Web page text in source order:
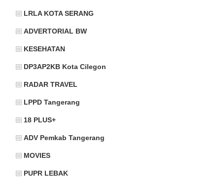
LRLA KOTA SERANG
ADVERTORIAL BW
KESEHATAN
DP3AP2KB Kota Cilegon
RADAR TRAVEL
LPPD Tangerang
18 PLUS+
ADV Pemkab Tangerang
MOVIES
PUPR LEBAK